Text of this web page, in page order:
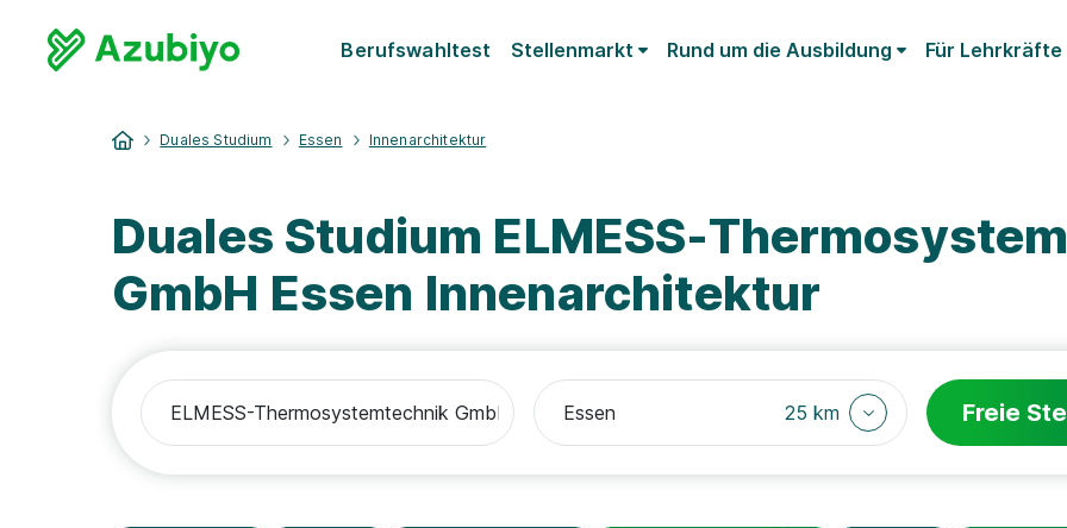
Berufswahltest Stellenmarkt Rund um die Ausbildung Für Lehrkräfte
Duales Studium Essen Innenarchitektur
Duales Studium ELMESS-
GmbH Essen Innenarchitektur
25 km Freie